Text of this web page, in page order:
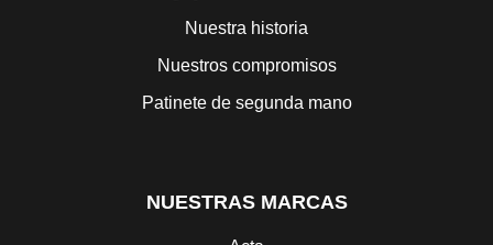
Nuestra historia
Nuestros compromisos
Patinete de segunda mano
NUESTRAS MARCAS